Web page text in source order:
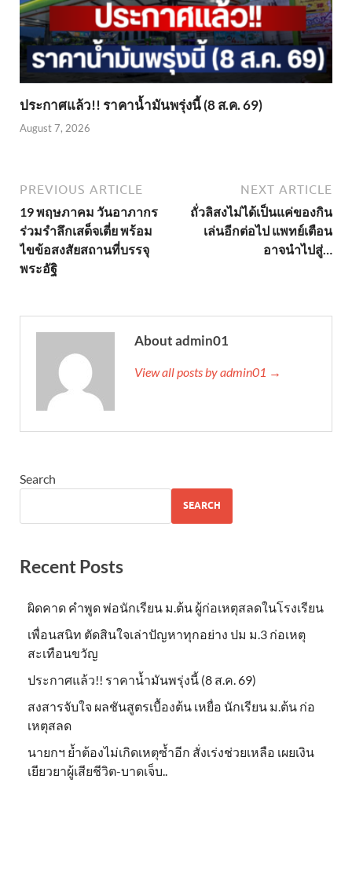
ประกาศแล้ว!! ราคาน้ำมันพรุ่งนี้ (8 ส.ค. 69)
August 7, 2026
PREVIOUS ARTICLE
19 พฤษภาคม วันอาภากร
ร่วมรำลึกเสด็จเตี่ย พร้อม
ไขข้อสงสัยสถานที่บรรจุ
พระอัฐิ
NEXT ARTICLE
ถั่วลิสงไม่ได้เป็นแค่ของกิน
เล่นอีกต่อไป แพทย์เตือน
อาจนำไปสู่…
About admin01
View all posts by admin01 →
Search
SEARCH
Recent Posts
ผิดคาด คำพูด พ่อนักเรียน ม.ต้น ผู้ก่อเหตุสลดในโรงเรียน
เพื่อนสนิท ตัดสินใจเล่าปัญหาทุกอย่าง ปม ม.3 ก่อเหตุ
สะเทือนขวัญ
ประกาศแล้ว!! ราคาน้ำมันพรุ่งนี้ (8 ส.ค. 69)
สงสารจับใจ ผลชันสูตรเบื้องต้น เหยื่อ นักเรียน ม.ต้น ก่อ
เหตุสลด
นายกฯ ย้ำต้องไม่เกิดเหตุซ้ำอีก สั่งเร่งช่วยเหลือ เผยเงิน
เยียวยาผู้เสียชีวิต-บาดเจ็บ..